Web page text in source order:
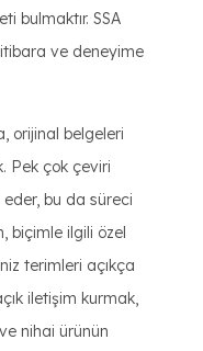
bulmaktır. SSA
ve deneyime
orijinal belgeleri
Pek çok çeviri
bu da süreci
biçimle ilgili özel
terimleri açıkça
iletişim kurmak,
nihai ürünün